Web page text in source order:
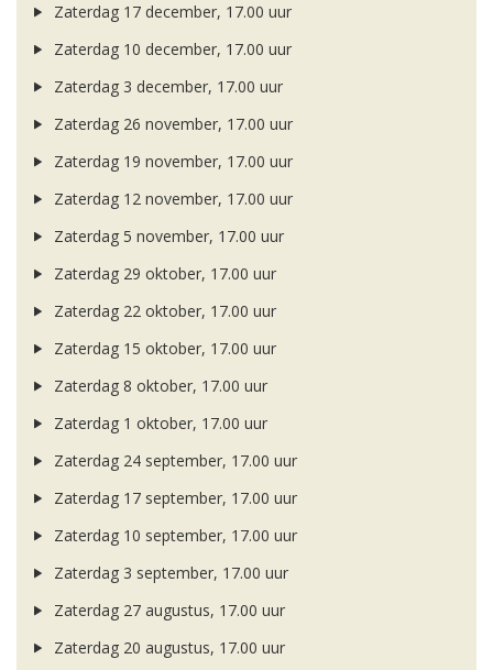
Zaterdag 17 december, 17.00 uur
Zaterdag 10 december, 17.00 uur
Zaterdag 3 december, 17.00 uur
Zaterdag 26 november, 17.00 uur
Zaterdag 19 november, 17.00 uur
Zaterdag 12 november, 17.00 uur
Zaterdag 5 november, 17.00 uur
Zaterdag 29 oktober, 17.00 uur
Zaterdag 22 oktober, 17.00 uur
Zaterdag 15 oktober, 17.00 uur
Zaterdag 8 oktober, 17.00 uur
Zaterdag 1 oktober, 17.00 uur
Zaterdag 24 september, 17.00 uur
Zaterdag 17 september, 17.00 uur
Zaterdag 10 september, 17.00 uur
Zaterdag 3 september, 17.00 uur
Zaterdag 27 augustus, 17.00 uur
Zaterdag 20 augustus, 17.00 uur